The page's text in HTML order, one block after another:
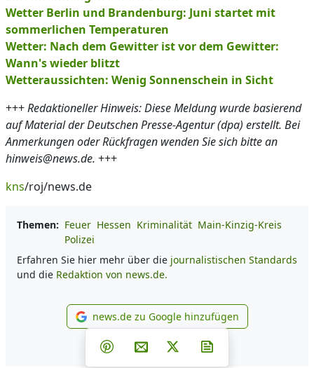
Wetter Berlin und Brandenburg: Juni startet mit
sommerlichen Temperaturen
Wetter: Nach dem Gewitter ist vor dem Gewitter:
Wann's wieder blitzt
Wetteraussichten: Wenig Sonnenschein in Sicht
+++Redaktioneller Hinweis: Diese Meldung wurde basierend
auf Material der Deutschen Presse-Agentur (dpa) erstellt. Bei
Anmerkungen oder Rückfragen wenden Sie sich bitte an
hinweis@news.de. +++
kns/roj/news.de
Themen: Feuer Hessen Kriminalität Main-Kinzig-Kreis
Polizei
Erfahren Sie hier mehr über die journalistischen Standards
und die Redaktion von news.de.
news.de zu Google
news.de zu Google hinzufügen
Teilen auf Facebook
Teilen auf Whatsapp
Teilen auf Telegram
Teilen auf Pinterest
Per E-Mail teilen
Post auf X